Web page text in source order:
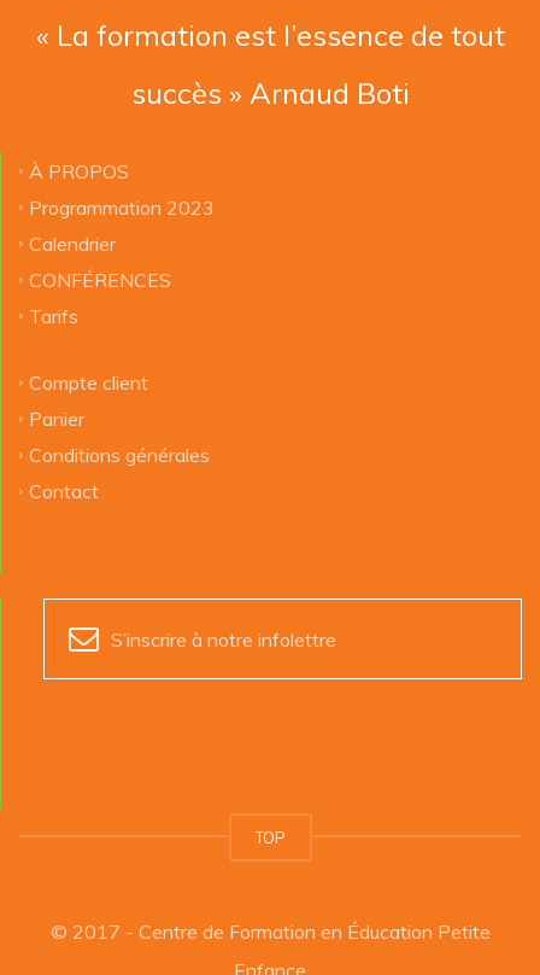
« La formation est l’essence de tout
succès » Arnaud Boti
À PROPOS
Programmation 2023
Calendrier
CONFÉRENCES
Tarifs
Compte client
Panier
Conditions générales
Contact
S’inscrire à notre infolettre
TOP
© 2017 - Centre de Formation en Éducation Petite
Enfance